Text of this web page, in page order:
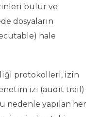
bulur ve
dosyaların
hale
protokolleri, izin
izi (audit trail)
nedenle yapılan her